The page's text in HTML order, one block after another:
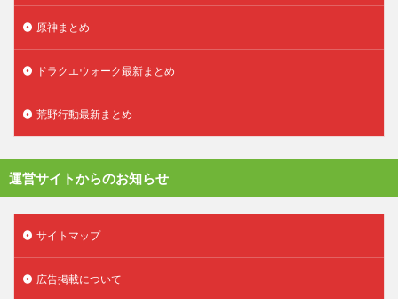
原神まとめ
ドラクエウォーク最新まとめ
荒野行動最新まとめ
運営サイトからのお知らせ
サイトマップ
広告掲載について